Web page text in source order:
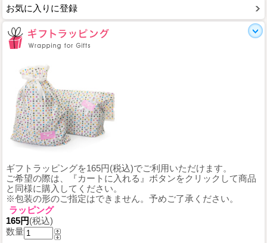
お気に入りに登録
ギフトラッピングを165円(税込)でご利用いただけます。
ご希望の際は、『カートに入れる』ボタンをクリックして商品
と同様に購入してください。
※包装の形のご指定はできません。予めご了承ください。
ラッピング
165円(税込)
数量